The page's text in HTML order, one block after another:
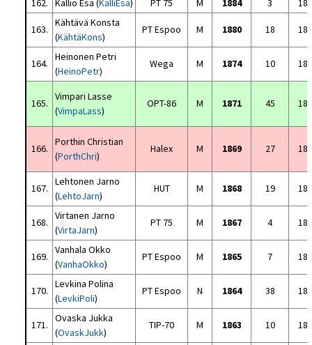
162. Kallio Esa (KalliEsa) PT 75 M 1884 3
163.
Kähtävä Konsta
(KähtäKons)
PT Espoo M 1880 18
164.
Heinonen Petri
(HeinoPetr)
Wega M 1874 10
165.
Vimpari Lasse
(VimpaLass)
OPT-86 M 1871 45
166.
Porthin Christian
(PorthChri)
Halex M 1869 27
167.
Lehtonen Jarno
(LehtoJarn)
HUT M 1868 19
168.
Virtanen Jarno
(VirtaJarn)
PT 75 M 1867 4
169.
Vanhala Okko
(VanhaOkko)
PT Espoo M 1865 7
170.
Levkina Polina
(LevkiPoli)
PT Espoo N 1864 38
171.
Ovaska Jukka
(OvaskJukk)
TIP-70 M 1863 10